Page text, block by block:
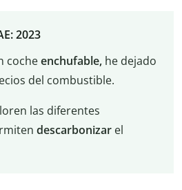
2023
cocheenchufable,he dejado
del combustible.
las diferentes
descarbonizarel